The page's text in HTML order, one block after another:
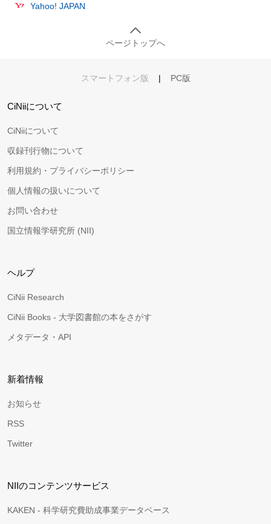
Yahoo! JAPAN
ページトップへ
スマートフォン版 | PC版
CiNiiについて
CiNiiについて
収録刊行物について
利用規約・プライバシーポリシー
個人情報の扱いについて
お問い合わせ
国立情報学研究所 (NII)
ヘルプ
CiNii Research
CiNii Books - 大学図書館の本をさがす
メタデータ・API
新着情報
お知らせ
RSS
Twitter
NIIのコンテンツサービス
KAKEN - 科学研究費助成事業データベース